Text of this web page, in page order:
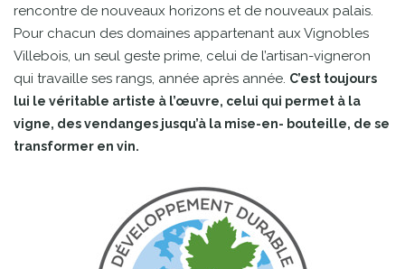
rencontre de nouveaux horizons et de nouveaux palais.
Pour chacun des domaines appartenant aux Vignobles
Villebois, un seul geste prime, celui de l’artisan-vigneron
qui travaille ses rangs, année après année. C’est toujours
lui le véritable artiste à l’œuvre, celui qui permet à la
vigne, des vendanges jusqu’à la mise-en- bouteille, de se
transformer en vin.